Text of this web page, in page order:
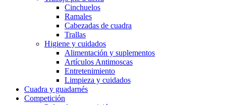
Cinchuelos
Ramales
Cabezadas de cuadra
Trallas
Higiene y cuidados
Alimentación y suplementos
Artículos Antimoscas
Entretenimiento
Limpieza y cuidados
Cuadra y guadarnés
Competición